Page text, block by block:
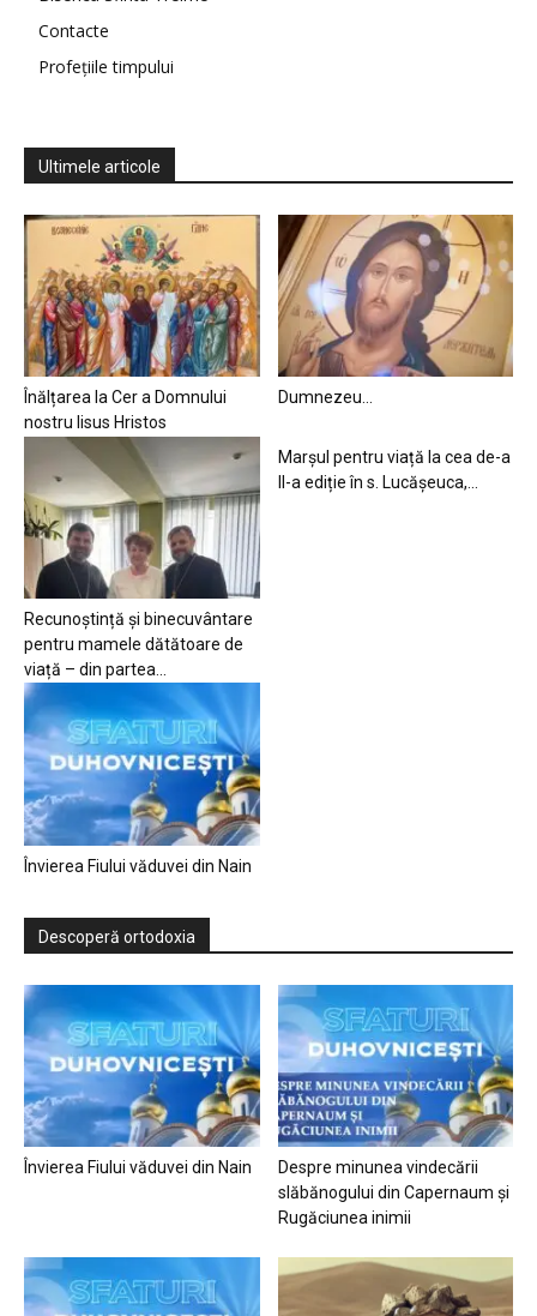
Contacte
Profețiile timpului
Ultimele articole
Înălțarea la Cer a Domnului
nostru Iisus Hristos
Dumnezeu…
Recunoștință și binecuvântare
pentru mamele dătătoare de
viață – din partea...
Marșul pentru viață la cea de-a
II-a ediție în s. Lucășeuca,...
Învierea Fiului văduvei din Nain
Descoperă ortodoxia
Învierea Fiului văduvei din Nain
Despre minunea vindecării
slăbănogului din Capernaum și
Rugăciunea inimii